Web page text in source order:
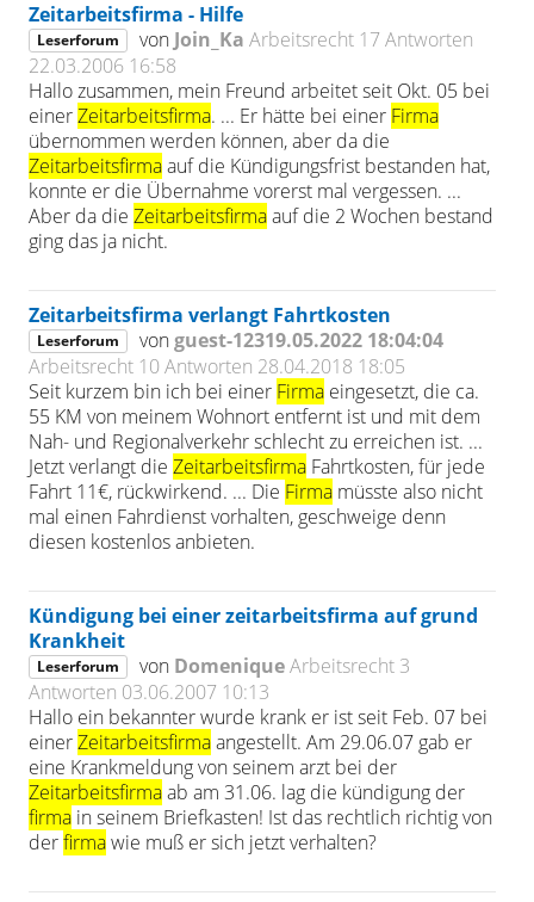
Zeitarbeitsfirma - Hilfe
Leserforum von Join_Ka Arbeitsrecht 17 Antworten
22.03.2006 16:58
Hallo zusammen, mein Freund arbeitet seit Okt. 05 bei
einerZeitarbeitsfirma. ... Er hätte bei einer Firma
übernommen werden können, aber da die
Zeitarbeitsfirmaauf die Kündigungsfrist bestanden hat,
konnte er die Übernahme vorerst mal vergessen. ...
Aber da dieZeitarbeitsfirmaauf die 2 Wochen bestand
ging das ja nicht.
Zeitarbeitsfirma verlangt Fahrtkosten
Leserforum von guest-12319.05.2022 18:04:04
Arbeitsrecht 10 Antworten 28.04.2018 18:05
Seit kurzem bin ich bei einer Firma eingesetzt, die ca.
55 KM von meinem Wohnort entfernt ist und mit dem
Nah- und Regionalverkehr schlecht zu erreichen ist. ...
Jetzt verlangt dieZeitarbeitsfirma Fahrtkosten, für jede
Fahrt 11€, rückwirkend. ... Die Firma müsste also nicht
mal einen Fahrdienst vorhalten, geschweige denn
diesen kostenlos anbieten.
Kündigung bei einer zeitarbeitsfirma auf grund
Krankheit
Leserforum von DomeniqueArbeitsrecht 3
Antworten 03.06.2007 10:13
Hallo ein bekannter wurde krank er ist seit Feb. 07 bei
einerZeitarbeitsfirmaangestellt. Am 29.06.07 gab er
eine Krankmeldung von seinem arzt bei der
Zeitarbeitsfirmaab am 31.06. lag die kündigung der
firma in seinem Briefkasten! Ist das rechtlich richtig von
derfirmawie muß er sich jetzt verhalten?